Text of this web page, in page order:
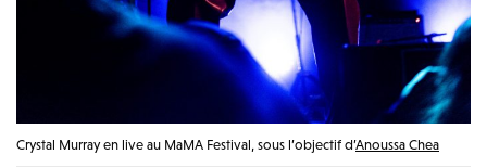
Crystal Murray en live au MaMA Festival, sous l’objectif d’Anoussa Chea